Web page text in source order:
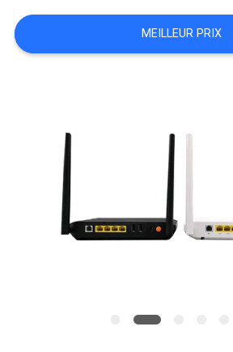
DEMANDEZ
UNE
PRIVACY
MEILLEUR PRIX